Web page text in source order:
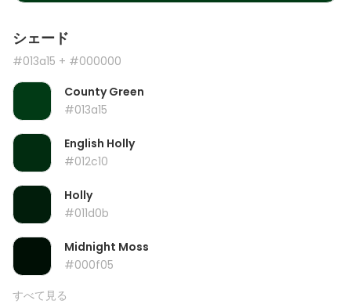
シェード
#013a15 + #000000
County Green
#013a15
English Holly
#012c10
Holly
#011d0b
Midnight Moss
#000f05
すべて見る